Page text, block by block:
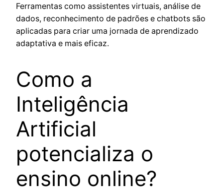
Ferramentas como assistentes virtuais, análise de
dados, reconhecimento de padrões e chatbots são
aplicadas para criar uma jornada de aprendizado
adaptativa e mais eficaz.
Como a
Inteligência
Artificial
potencializa o
ensino online?